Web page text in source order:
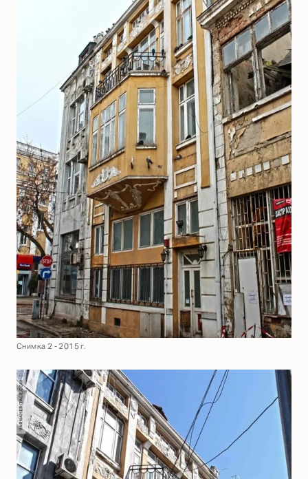
Снимка 2 - 2015 г.